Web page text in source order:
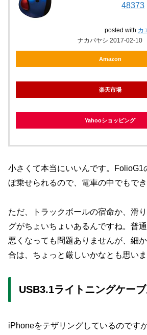
48373
posted with カ
ナカバヤシ 2017-02-10
Amazon
楽天市場
Yahooショッピング
小さくて本当にいいんです。FolioG1
ぼ乗せられるので、電車の中でもでき
ただ、トラックボールの宿命か、滑
グがちょいちょいあるんですね。普
悪くなっても問題ありませんが、細
合は、ちょっと厳しいかなとも思いま
USB3.1ライトニングケー
iPhoneをテザリングしているのです